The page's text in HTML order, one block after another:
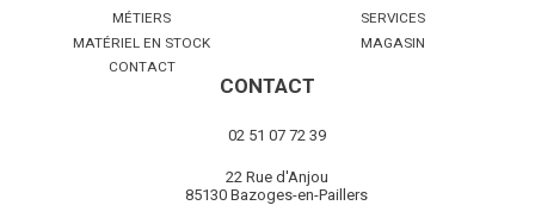
MÉTIERS
SERVICES
MATÉRIEL EN STOCK
MAGASIN
CONTACT
CONTACT
02 51 07 72 39
22 Rue d'Anjou
85130 Bazoges-en-Paillers